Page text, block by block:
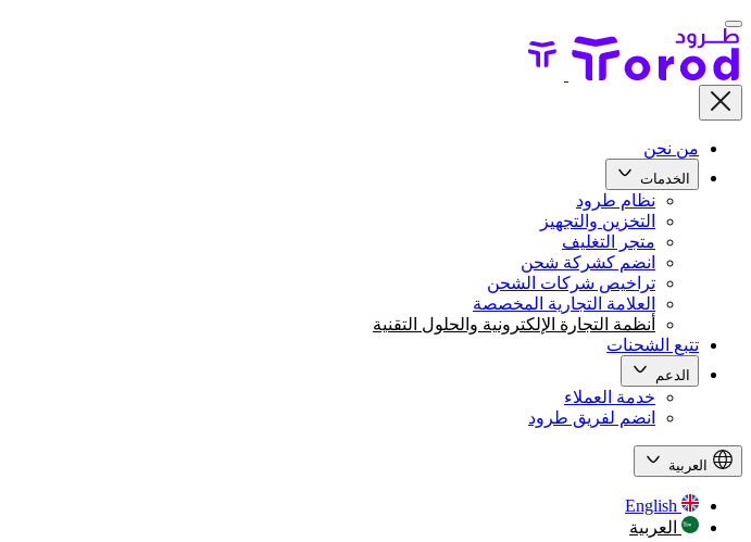
من نحن
الخدمات
نظام طرود
التخزين والتجهيز
متجر التغليف
انضم كشركة شحن
تراخيص شركات الشحن
العلامة التجارية المخصصة
أنظمة التجارة الإلكترونية والحلول التقنية
تتبع الشحنات
الدعم
خدمة العملاء
انضم لفريق طرود
العربية
English
العربية